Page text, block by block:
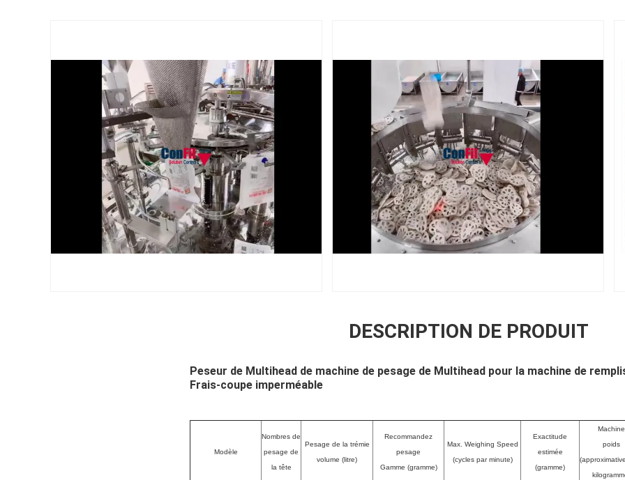
DESCRIPTION DE PRODUIT
Peseur de Multihead de machine de pesage de Multihead pour la machine de
Frais-coupe imperméable
Modèle
Nombres de
pesage de
la tête
Pesage de la trémie
volume (litre)
Recommandez
pesage
Gamme (gramme)
Max. Weighing Speed
(cycles par minute)
Exactitude
estimée
(gramme)
Machine
poids